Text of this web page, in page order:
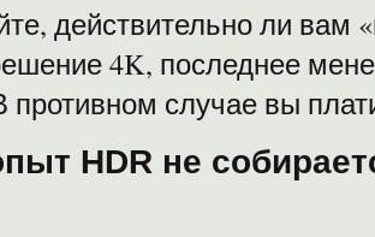
действительно ли вам
4K, последнее
противном случае вы
HDR не